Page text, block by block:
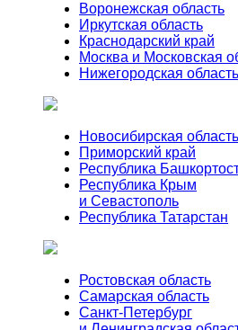
Воронежская область
Иркутская область
Краснодарский край
Москва и Московская
Нижегородская область
Новосибирская область
Приморский край
Республика
Республика Крым
и Севастополь
Республика Татарстан
Ростовская область
Самарская область
Санкт-Петербург